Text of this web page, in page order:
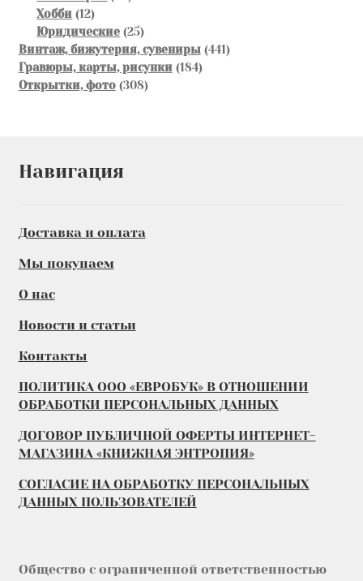
Хобби 1212
товаров
Юридические 2525
товаров
Винтаж, бижутерия, сувениры 441441
Гравюры, карты, рисунки 184184
Открытки, фото 308308
Навигация
Доставка и оплата
Мы покупаем
О нас
Новости и статьи
Контакты
ПОЛИТИКА ООО «ЕВРОБУК» В ОТНОШЕНИИ
ОБРАБОТКИ ПЕРСОНАЛЬНЫХ ДАННЫХ
ДОГОВОР ПУБЛИЧНОЙ ОФЕРТЫ ИНТЕРНЕТ-
МАГАЗИНА «КНИЖНАЯ ЭНТРОПИЯ»
СОГЛАСИЕ НА ОБРАБОТКУ ПЕРСОНАЛЬНЫХ
ДАННЫХ ПОЛЬЗОВАТЕЛЕЙ
Общество с ограниченной ответственностью